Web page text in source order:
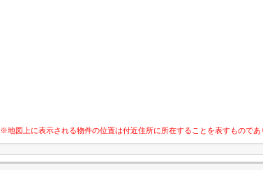
※地図上に表示される物件の位置は付近住所に所在することを表すものであ